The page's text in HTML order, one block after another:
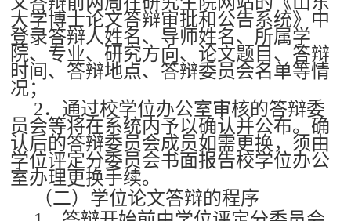
大学博士论文答辩审批和公告系统》中
登录答辩人姓名、导师姓名、所属学
院、专业、研究方向、论文题目、答辩
时间、答辩地点、答辩委员会名单等情
况；
2．通过校学位办公室审核的答辩委
员会等将在系统内予以确认并公布。确
认后的答辩委员会成员如需更换，须由
学位评定分委员会书面报告校学位办公
室办理更换手续。
（二）学位论文答辩的程序